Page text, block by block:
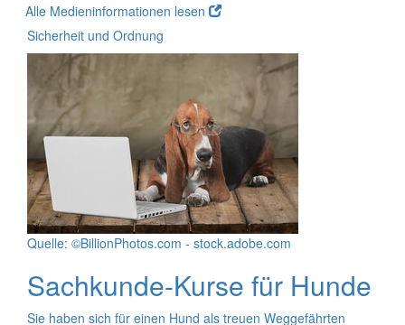
Alle Medieninformationen lesen
Sicherheit und Ordnung
Quelle: ©BillionPhotos.com - stock.adobe.com
Sachkunde-Kurse für Hunde
Sie haben sich für einen Hund als treuen Weggefährten